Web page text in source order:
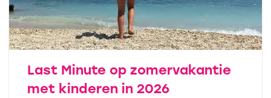
Last Minute op zomervakantie
met kinderen in 2026